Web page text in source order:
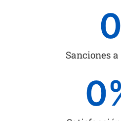
Sanciones
0
0